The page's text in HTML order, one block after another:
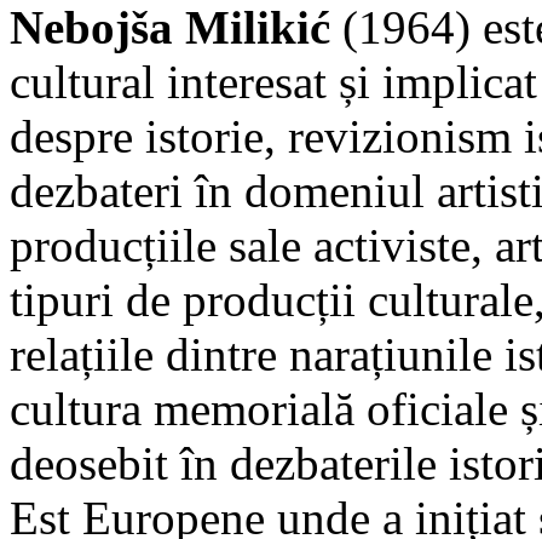
Nebojša Milikić (1964)
cultural interesat și
despre istorie, revizionism
dezbateri în domeniul
producțiile sale activiste,
tipuri de producții
relațiile dintre narațiunile
cultura memorială oficiale
deosebit în dezbaterile
Est Europene unde a